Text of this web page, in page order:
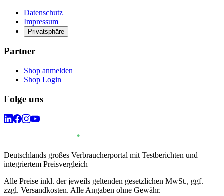
Datenschutz
Impressum
Privatsphäre
Partner
Shop anmelden
Shop Login
Folge uns
Deutschlands großes Verbraucherportal mit Testberichten und
integriertem Preisvergleich
Alle Preise inkl. der jeweils geltenden gesetzlichen MwSt., ggf.
zzgl. Versandkosten. Alle Angaben ohne Gewähr.